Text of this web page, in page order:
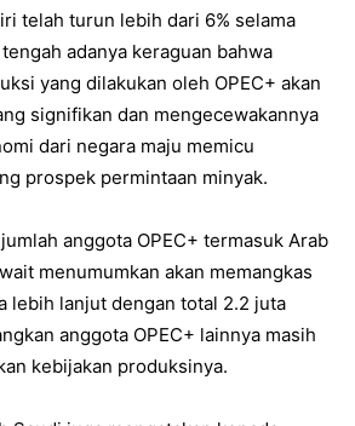
telah turun lebih dari 6% selama
adanya keraguan bahwa
yang dilakukan oleh OPEC+ akan
signifikan dan mengecewakannya
dari negara maju memicu
prospek permintaan minyak.
anggota OPEC+ termasuk Arab
menumumkan akan memangkas
lebih lanjut dengan total 2.2 juta
anggota OPEC+ lainnya masih
kebijakan produksinya.